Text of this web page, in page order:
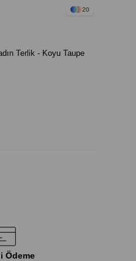
20
Terlik - Koyu Taupe
Ödeme